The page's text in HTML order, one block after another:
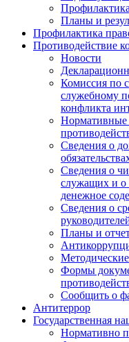
Профилактика
Планы и
Профилактика
Противодействие
Новости
Комиссия по
служебному
конфликта
Нормативные
Сведения о
Сведения о
служащих и о
денежное
Сведения о
Планы и
Формы
Сообщить о
Антитеррор
Государственная
Нормативно